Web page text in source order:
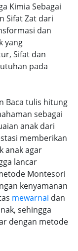
Kimia Sebagai
Sifat Zat dari
dan
yang
Sifat dan
pada
Baca tulis hitung
sebagai
anak dari
memberikan
anak agar
lancar
Montesori
kenyamanan
mewarnai dan
sehingga
dengan metode